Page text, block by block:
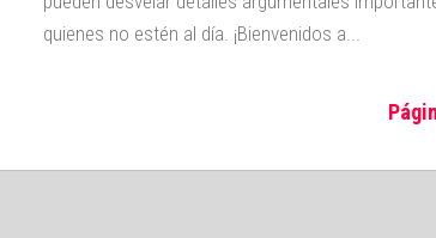
quienes no estén al día. ¡Bienvenidos a...